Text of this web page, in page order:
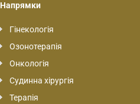
Напрямки
Гінекологія
Озонотерапія
Онкологія
Судинна хірургія
Терапія